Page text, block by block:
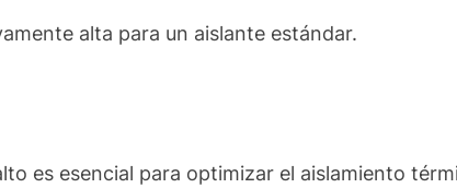
alta para un aislante estándar.
es esencial para optimizar el aislamiento